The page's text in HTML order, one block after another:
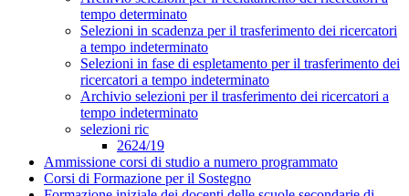
tempo determinato
Selezioni in scadenza per il trasferimento dei ricercatori
a tempo indeterminato
Selezioni in fase di espletamento per il trasferimento dei
ricercatori a tempo indeterminato
Archivio selezioni per il trasferimento dei ricercatori a
tempo indeterminato
selezioni ric
2624/19
Ammissione corsi di studio a numero programmato
Corsi di Formazione per il Sostegno